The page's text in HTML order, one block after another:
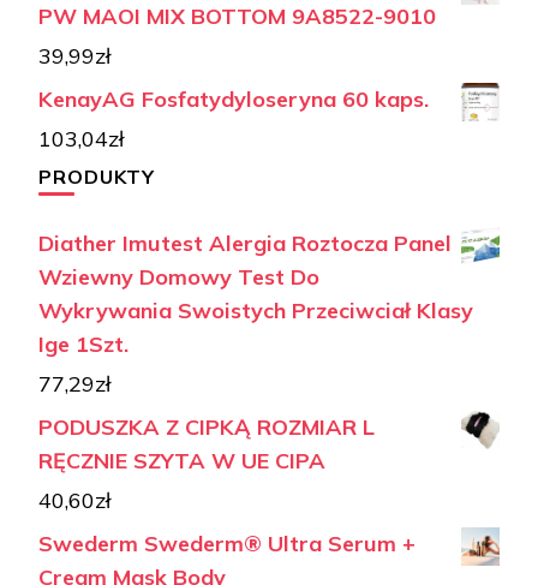
PW MAOI MIX BOTTOM 9A8522-9010
39,99zł
KenayAG Fosfatydyloseryna 60 kaps.
103,04zł
PRODUKTY
Diather Imutest Alergia Roztocza Panel
Wziewny Domowy Test Do
Wykrywania Swoistych Przeciwciał Klasy
Ige 1Szt.
77,29zł
PODUSZKA Z CIPKĄ ROZMIAR L
RĘCZNIE SZYTA W UE CIPA
40,60zł
Swederm Swederm® Ultra Serum +
Cream Mask Body